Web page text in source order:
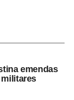
emendas